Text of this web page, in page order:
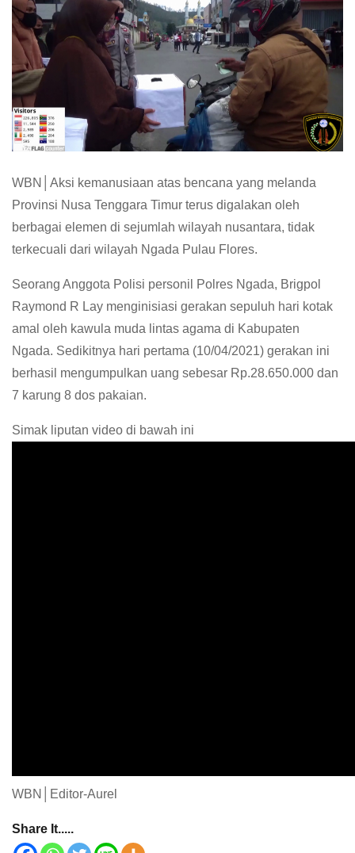
WBN│Aksi kemanusiaan atas bencana yang melanda
Provinsi Nusa Tenggara Timur terus digalakan oleh
berbagai elemen di sejumlah wilayah nusantara, tidak
terkecuali dari wilayah Ngada Pulau Flores.
Seorang Anggota Polisi personil Polres Ngada, Brigpol
Raymond R Lay menginisiasi gerakan sepuluh hari kotak
amal oleh kawula muda lintas agama di Kabupaten
Ngada. Sedikitnya hari pertama (10/04/2021) gerakan ini
berhasil mengumpulkan uang sebesar Rp.28.650.000 dan
7 karung 8 dos pakaian.
Simak liputan video di bawah ini
WBN│Editor-Aurel
Share It.....